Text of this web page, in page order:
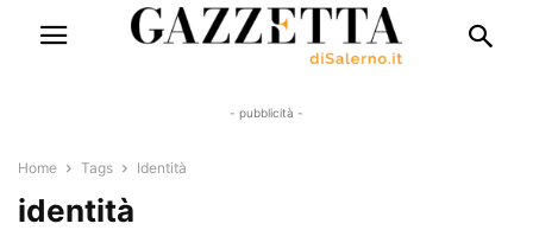
- pubblicità -
Home Tags Identità
identità